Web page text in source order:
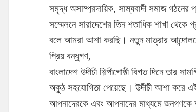
সমৃদ্ধ অসাম্প্রদায়িক, সাম্যবাদী সমাজ
সম্মেলনে সারাদেশের তিন শতাধিক শাখা থেকে
বলে আমরা আশা করছি। নতুন মাত্রার
প্রিয় বন্ধুগণ,
বাংলাদেশ উদীচী শিল্পীগোষ্ঠী বিগত দিনে তার
অকুন্ঠ সহযোগিতা পেয়েছে। উদীচী আশা করে
আপনাদেরকে এবং আপনাদের মাধ্যমে জনগণকে